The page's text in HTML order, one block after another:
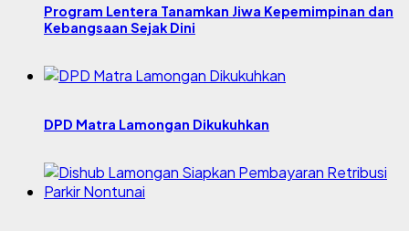
Program Lentera Tanamkan Jiwa Kepemimpinan dan
Kebangsaan Sejak Dini
DPD Matra Lamongan Dikukuhkan